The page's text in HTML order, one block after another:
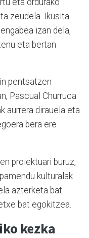
zeudela. Ikusita
izan dela,
eta bertan
pentsatzen
Pascual Churruca
aurrera dirauela eta
bera ere
proiektuari buruz,
kulturalak
azterketa bat
bat egokitzea.
kezka